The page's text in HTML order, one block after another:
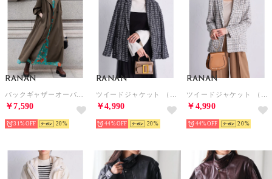
RANAN
￥7,590
31% 20
RANAN
￥4,990
44% 20
RANAN
￥4,990
44% 20